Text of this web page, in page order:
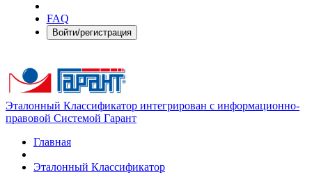
FAQ
Войти/регистрация
Эталонный Классификатор интегрирован с информационно-
правовой Системой Гарант
Главная
Эталонный Классификатор